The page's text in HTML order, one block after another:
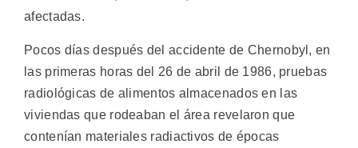
afectadas.
Pocos días después del accidente de Chernobyl, en
las primeras horas del 26 de abril de 1986, pruebas
radiológicas de alimentos almacenados en las
viviendas que rodeaban el área revelaron que
contenían materiales radiactivos de épocas